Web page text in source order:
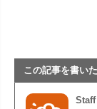
この記事を書い
Staff